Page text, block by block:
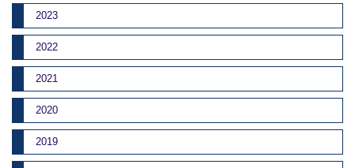
2023
2022
2021
2020
2019